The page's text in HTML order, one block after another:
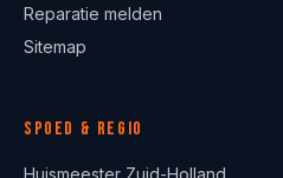
Reparatie melden
Sitemap
Spoed & regio
Huismeester Zuid-Holland